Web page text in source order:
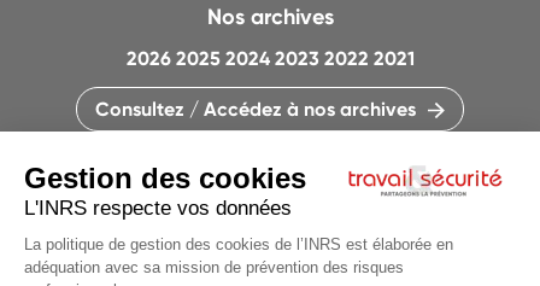
CONTACTEZ LA RÉDACTION
QUI SOMMES-NOUS ?
Nos archives
2026 2025 2024 2023 2022 2021
Consultez / Accédez à nos archives